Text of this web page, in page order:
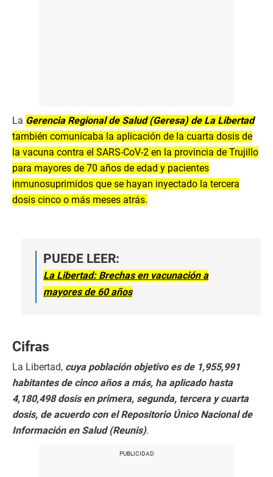
La Gerencia Regional de Salud (Geresa) de La Libertad
también comunicaba la aplicación de la cuarta dosis de
la vacuna contra el SARS-CoV-2 en la provincia de Trujillo
para mayores de 70 años de edad y pacientes
inmunosuprimidos que se hayan inyectado la tercera
dosis cinco o más meses atrás.
PUEDE LEER:
La Libertad: Brechas en vacunación a
mayores de 60 años
Cifras
La Libertad, cuya población objetivo es de 1,955,991
habitantes de cinco años a más, ha aplicado hasta
4,180,498 dosis en primera, segunda, tercera y cuarta
dosis, de acuerdo con el Repositorio Único Nacional de
Información en Salud (Reunis).